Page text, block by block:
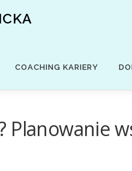
COACHING KARIERY
Planowanie